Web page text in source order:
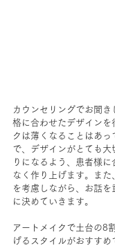
カウンセリングでお聞
格に合わせたデザインを
クは薄くなることはあ
で、デザインがとても
りになるよう、患者様
なく作り上げます。ま
を考慮しながら、お話
に決めていきます。
アートメイクで土台の8
げるスタイルがおすすめ